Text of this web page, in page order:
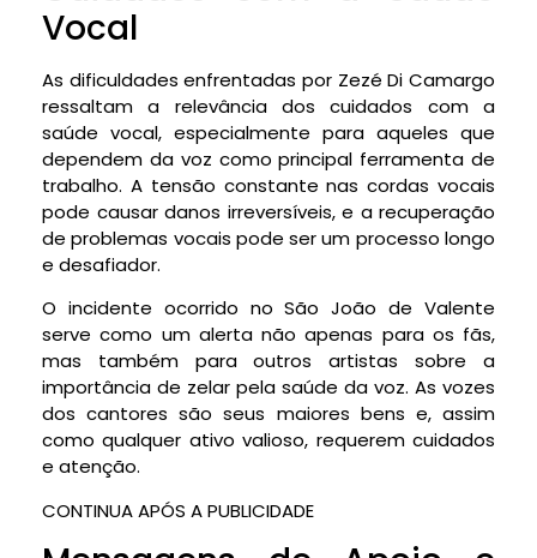
Vocal
As dificuldades enfrentadas por Zezé Di Camargo
ressaltam a relevância dos cuidados com a
saúde vocal, especialmente para aqueles que
dependem da voz como principal ferramenta de
trabalho. A tensão constante nas cordas vocais
pode causar danos irreversíveis, e a recuperação
de problemas vocais pode ser um processo longo
e desafiador.
O incidente ocorrido no São João de Valente
serve como um alerta não apenas para os fãs,
mas também para outros artistas sobre a
importância de zelar pela saúde da voz. As vozes
dos cantores são seus maiores bens e, assim
como qualquer ativo valioso, requerem cuidados
e atenção.
CONTINUA APÓS A PUBLICIDADE